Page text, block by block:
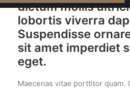
dictum mollis
lobortis viverra
Suspendisse
sit amet imperdiet
eget.
Maecenas vitae porttitor quam.